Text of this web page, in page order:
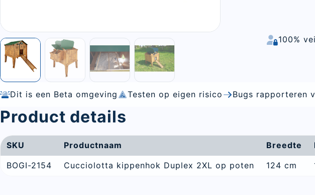
100%
Dit is een Beta omgeving Testen op eigen risico Bugs rapporteren
Product details
SKU Productnaam Breedte
BOGI-2154
Cucciolotta kippenhok Duplex 2XL op poten 124 cm